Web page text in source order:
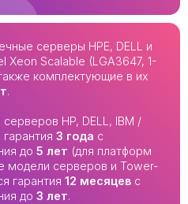
серверы HPE, DELL и
Xeon Scalable (LGA3647, 1-
комплектующие в их
.
HP, DELL, IBM /
3 года с
до 5 лет (для платформ
модели серверов и Tower-
гарантия 12 месяцев с
до 3 лет.